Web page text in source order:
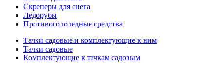
Скреперы для снега
Ледорубы
Противогололедные средства
Тачки садовые и комплектующие к ним
Тачки садовые
Комплектующие к тачкам садовым